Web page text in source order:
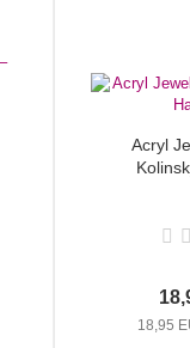
Acryl
18,95